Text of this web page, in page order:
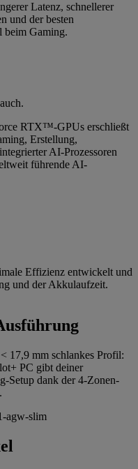
Latenz, schnellerer
und der besten
beim Gaming.
RTX™-GPUs erschließt
Erstellung,
AI-Prozessoren
führende AI-
Effizienz entwickelt und
und der Akkulaufzeit.
17,9 mm schlankes Profil:
PC gibt deiner
Setup dank der 4-Zonen-